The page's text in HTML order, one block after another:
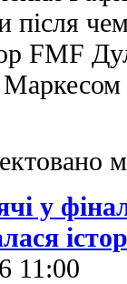
після
FMF
у
11:00